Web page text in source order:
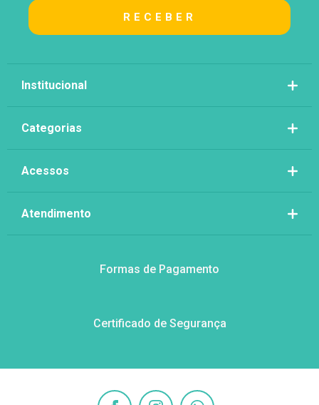
Institucional
Categorias
Acessos
Atendimento
Formas de Pagamento
Certificado de Segurança